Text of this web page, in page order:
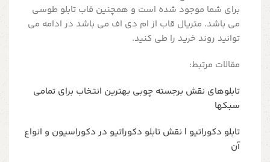
برای شما موجود شده است و همچنین قاب تابلو طوسی
می باشد. متریال قاب از ام دی اف می باشد در ادامه می
توانید روند خرید را طی کنید.
مقالات مرتبط:
تابلوهای نقش برجسته چوبی بهترین انتخاب برای تمامی
سبکها
تابلو دکوراتیو | نقش تابلو دکوراتیو در دکوراسیون و انواع
آن